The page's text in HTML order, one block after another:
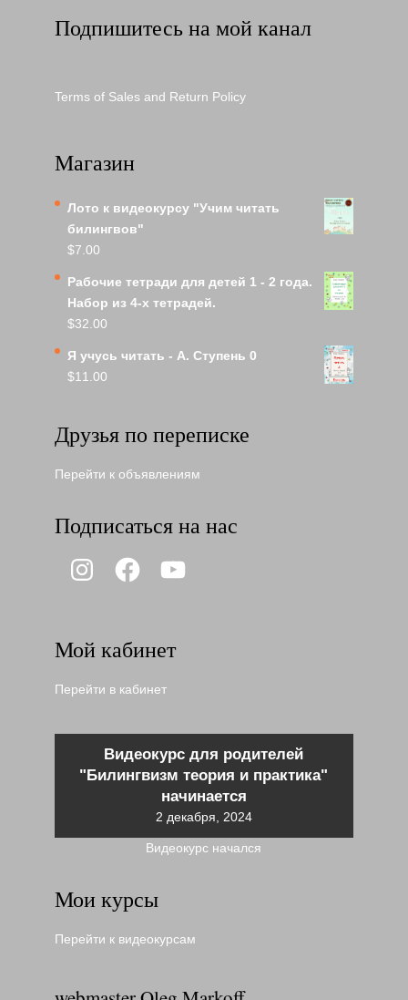
Подпишитесь на мой канал
Terms of Sales and Return Policy
Магазин
Лото к видеокурсу "Учим читать
билингвов"
$7.00
Рабочие тетради для детей 1 - 2 года.
Набор из 4-х тетрадей.
$32.00
Я учусь читать - A. Ступень 0
$11.00
Друзья по переписке
Перейти к объявлениям
Подписаться на нас
InstagramFacebookYouTube
Мой кабинет
Перейти в кабинет
Видеокурс для родителей
"Билингвизм теория и практика"
начинается
2 декабря, 2024
Видеокурс начался
Мои курсы
Перейти к видеокурсам